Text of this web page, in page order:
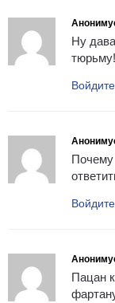
Ну
Пацан